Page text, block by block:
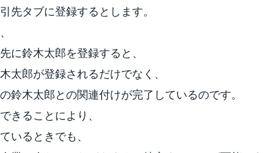
先タブに登録するとします。
に鈴木太郎を登録すると、
太郎が登録されるだけでなく、
鈴木太郎との関連付けが完了しているのです。
きることにより、
いるときでも、